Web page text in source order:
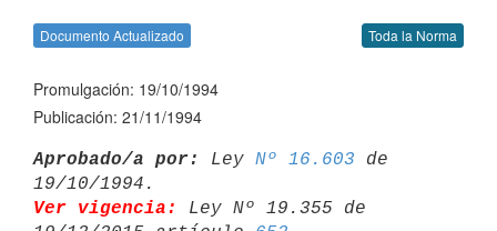
Documento Actualizado Toda la Norma
Promulgación: 19/10/1994
Publicación: 21/11/1994
Aprobado/a por: Ley Nº 16.603 de
Ver vigencia:
Ley Nº 19.355 de